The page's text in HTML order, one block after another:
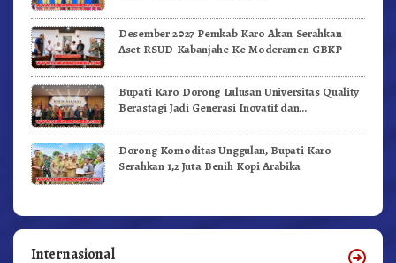
Desember 2027 Pemkab Karo Akan Serahkan
Aset RSUD Kabanjahe Ke Moderamen GBKP
Bupati Karo Dorong Lulusan Universitas Quality
Berastagi Jadi Generasi Inovatif dan
Dorong Komoditas Unggulan, Bupati Karo
Serahkan 1,2 Juta Benih Kopi Arabika
Internasional